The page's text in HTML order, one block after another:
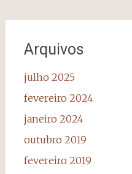
Arquivos
julho 2025
fevereiro 2024
janeiro 2024
outubro 2019
fevereiro 2019